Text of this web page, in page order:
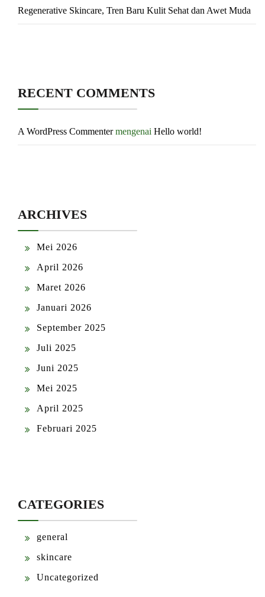
Regenerative Skincare, Tren Baru Kulit Sehat dan Awet Muda
RECENT COMMENTS
A WordPress Commentermengenai Hello world!
ARCHIVES
Mei 2026
April 2026
Maret 2026
Januari 2026
September 2025
Juli 2025
Juni 2025
Mei 2025
April 2025
Februari 2025
CATEGORIES
general
skincare
Uncategorized